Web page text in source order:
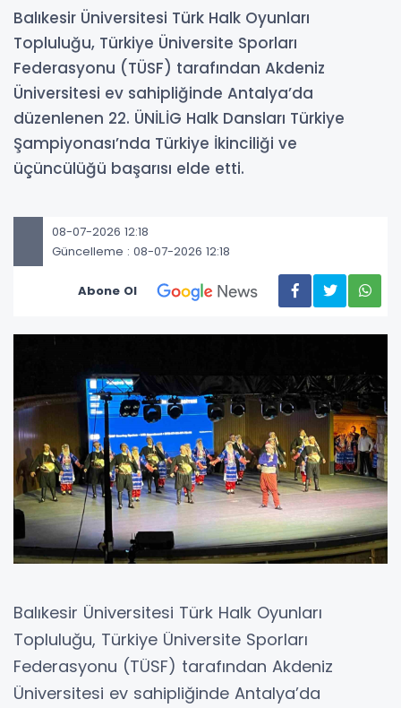
Balıkesir Üniversitesi Türk Halk Oyunları
Topluluğu, Türkiye Üniversite Sporları
Federasyonu (TÜSF) tarafından Akdeniz
Üniversitesi ev sahipliğinde Antalya’da
düzenlenen 22. ÜNİLİG Halk Dansları Türkiye
Şampiyonası’nda Türkiye İkinciliği ve
üçüncülüğü başarısı elde etti.
08-07-2026 12:18
Güncelleme : 08-07-2026 12:18
Abone Ol
Balıkesir Üniversitesi Türk Halk Oyunları
Topluluğu, Türkiye Üniversite Sporları
Federasyonu (TÜSF) tarafından Akdeniz
Üniversitesi ev sahipliğinde Antalya’da